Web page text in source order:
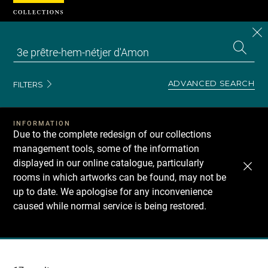
FILTERS ADVANCED SEARCH
INFORMATION
Due to the complete redesign of our collections
management tools, some of the information
displayed in our online catalogue, particularly
rooms in which artworks can be found, may not be
up to date. We apologise for any inconvenience
caused while normal service is being restored.
Recherche
Cookies management panel